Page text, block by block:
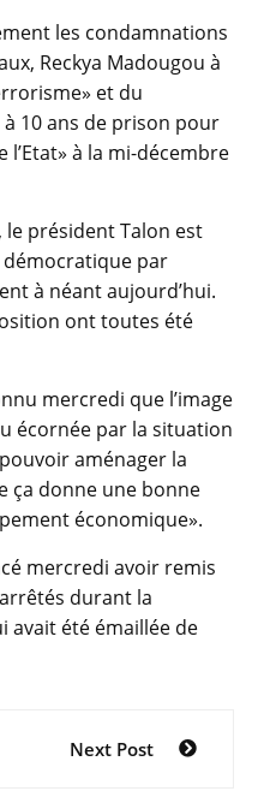
les condamnations
Reckya Madougou à
et du
10 ans de prison pour
à la mi-décembre
le président Talon est
démocratique par
à néant aujourd’hui.
ont toutes été
mercredi que l’image
écornée par la situation
aménager la
ça donne une bonne
économique».
mercredi avoir remis
durant la
avait été émaillée de
Next Post